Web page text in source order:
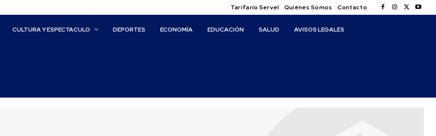
Tarifario Servel Quiénes Somos Contacto
CULTURA Y ESPECTACULO DEPORTES ECONOMÍA EDUCACIÓN SALUD AVISOS LEGALES